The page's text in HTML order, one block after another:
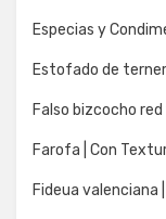
Especias y
Estofado de
Falso bizcocho
Farofa | Con
Fideua valenciana